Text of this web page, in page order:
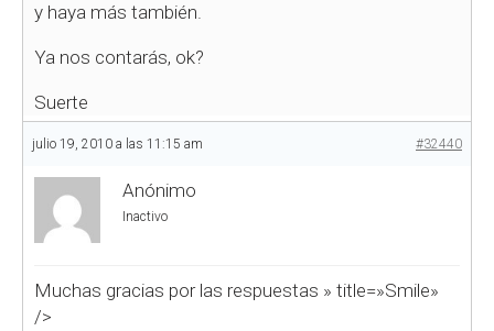
y haya más también.
Ya nos contarás, ok?
Suerte
julio 19, 2010 a las 11:15 am #32440
Anónimo
Inactivo
Muchas gracias por las respuestas » title=»Smile»
/>